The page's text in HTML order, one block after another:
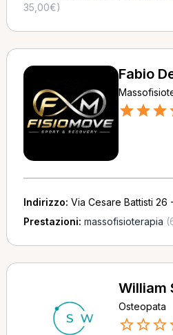
35,00€)
Fabio
Indirizzo: Via Cesare Battisti 26
Prestazioni: massofisioterapia
William
Osteopata